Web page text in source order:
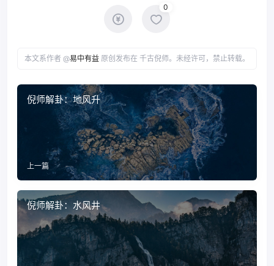
0
本文系作者 @易中有益 原创发布在 千古倪师。未经许可，禁止转载。
倪师解卦：地风升
上一篇
倪师解卦：水风井